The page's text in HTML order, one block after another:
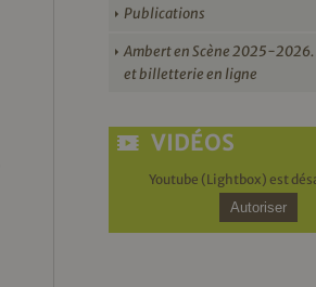
Publications
Ambert en Scène 2025-2026.
et billetterie en ligne
VIDÉOS
Youtube (Lightbox) est
Autoriser